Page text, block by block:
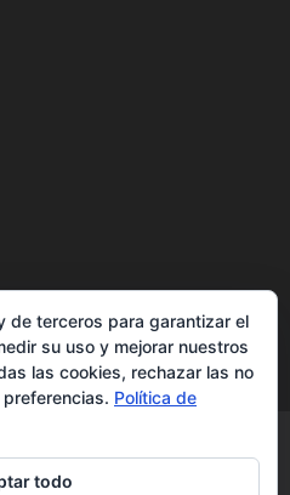
Accesibilidad
de terceros para garantizar el
su uso y mejorar nuestros
las cookies, rechazar las no
Política de
todo